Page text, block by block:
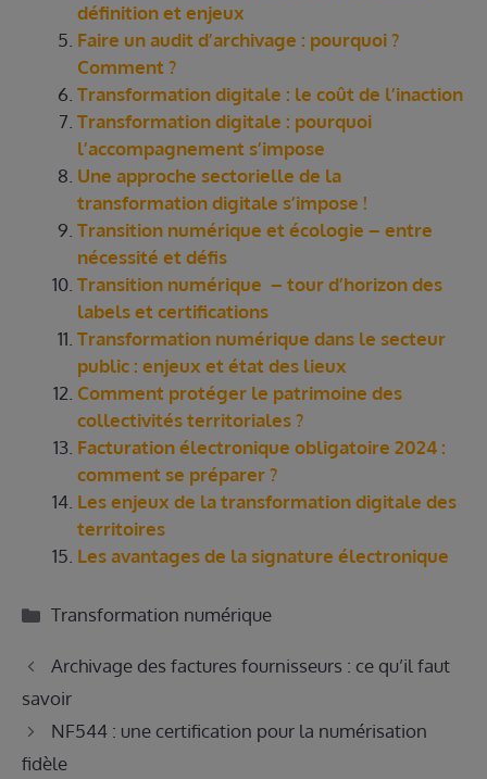
définition et enjeux
Faire un audit d’archivage : pourquoi ?
Comment ?
Transformation digitale : le coût de l’inaction
Transformation digitale : pourquoi
l’accompagnement s’impose
Une approche sectorielle de la
transformation digitale s’impose !
Transition numérique et écologie – entre
nécessité et défis
Transition numérique – tour d’horizon des
labels et certifications
Transformation numérique dans le secteur
public : enjeux et état des lieux
Comment protéger le patrimoine des
collectivités territoriales ?
Facturation électronique obligatoire 2024 :
comment se préparer ?
Les enjeux de la transformation digitale des
territoires
Les avantages de la signature électronique
Catégories
Transformation numérique
Archivage des factures fournisseurs : ce qu’il faut
savoir
NF544 : une certification pour la numérisation
fidèle